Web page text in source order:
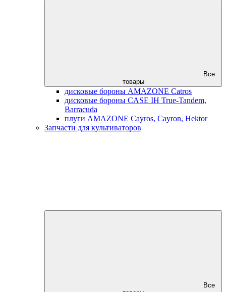
Все
товары
дисковые бороны AMAZONE Catros
дисковые бороны CASE IH True-Tandem,
Barracuda
плуги AMAZONE Cayros, Cayron, Hektor
Запчасти для культиваторов
Все